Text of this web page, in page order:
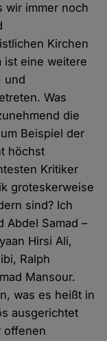
wir immer noch
Kirchen
ist eine weitere
und
Was
die
Beispiel der
höchst
Kritiker
groteskerweise
sind? Ich
Abdel Samad –
Hirsi Ali,
Ralph
Mansour.
was es heißt in
ausgerichtet
offenen